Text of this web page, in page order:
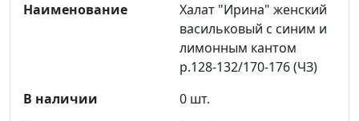
Халат "Ирина" женский
васильковый с синим и
лимонным кантом
р.128-132/170-176 (ЧЗ)
0 шт.